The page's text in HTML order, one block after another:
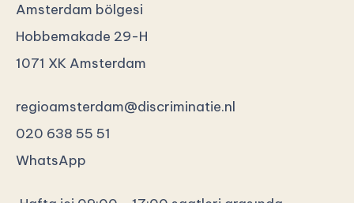
Amsterdam bölgesi
Hobbemakade 29-H
1071 XK Amsterdam
regioamsterdam@discriminatie.nl
020 638 55 51
WhatsApp